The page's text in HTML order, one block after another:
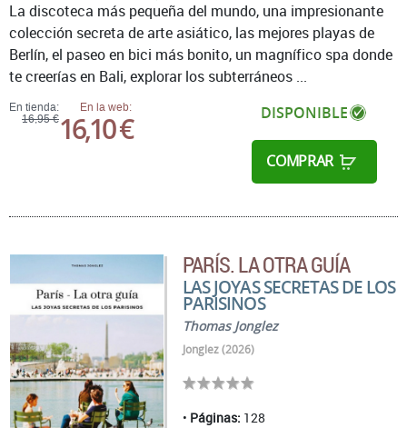
En tienda:
16,95 €
En la web:
16,10 € DISPONIBLE
COMPRAR
La discoteca más pequeña del mundo, una impresionante
colección secreta de arte asiático, las mejores playas de
Berlín, el paseo en bici más bonito, un magnífico spa donde
te creerías en Bali, explorar los subterráneos ...
PARÍS. LA OTRA GUÍA
LAS JOYAS SECRETAS DE LOS
PARISINOS
Thomas Jonglez
Jonglez (2026)
Páginas: 128